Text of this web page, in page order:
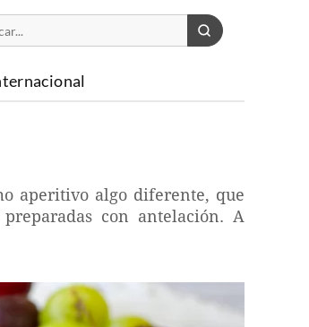
aperitivo algo diferente, que
con antelación. A